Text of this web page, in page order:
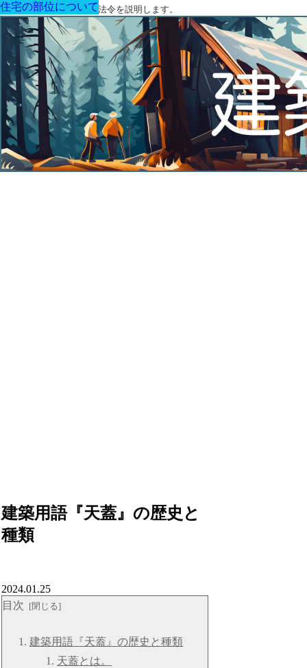
建築に関する用語と関連法令を説明します。
建築用語『天蓋』の歴史と
種類
住宅の部位について
2024.01.25
目次
建築用語『天蓋』の歴史と種類
天蓋とは。
住宅の部位について
住宅の部位について
住宅の部位について
住宅の部位について
住宅の部位について
住宅の部位について